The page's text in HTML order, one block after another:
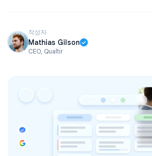
작성자
Mathias Gilson
CEO, Qualtir